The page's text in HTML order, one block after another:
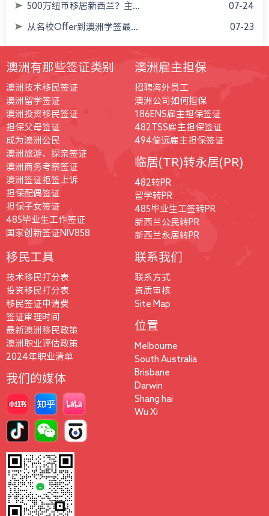
500万纽币移居新西兰？主... 07-24
从名校Offer到澳洲学签最... 07-23
澳洲有那些签证类别
澳洲技术移民签证
澳洲留学签证
澳洲投资移民签证
担保父母签证
成为澳洲公民
澳洲旅游、探亲签证
澳洲商务考察签证
澳洲签证拒签上诉
担保配偶签证
担保子女签证
485毕业生工作签证
国家创新签证NIV858
澳洲雇主担保
招聘海外员工
澳洲公司如何担保
186ENS雇主担保签证
482TSS雇主担保签证
494偏远雇主担保签证
临居(TR)转永居(PR)
482转PR
留学转PR
485毕业生工签转PR
新西兰公民转PR
新西兰永居转PR
移民工具
技术移民打分表
投资移民打分表
移民签证申请费
签证审理时间
最新澳洲移民政策
澳洲职业评估政策
2024年职业清单
我们的媒体
联系我们
联系方式
资质审核
Site Map
位置
Melbourne
South Australia
Brisbane
Darwin
Shang hai
Wu Xi